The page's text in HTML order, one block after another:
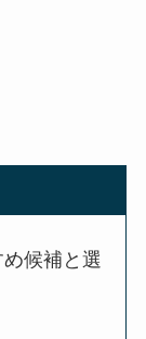
候補と選